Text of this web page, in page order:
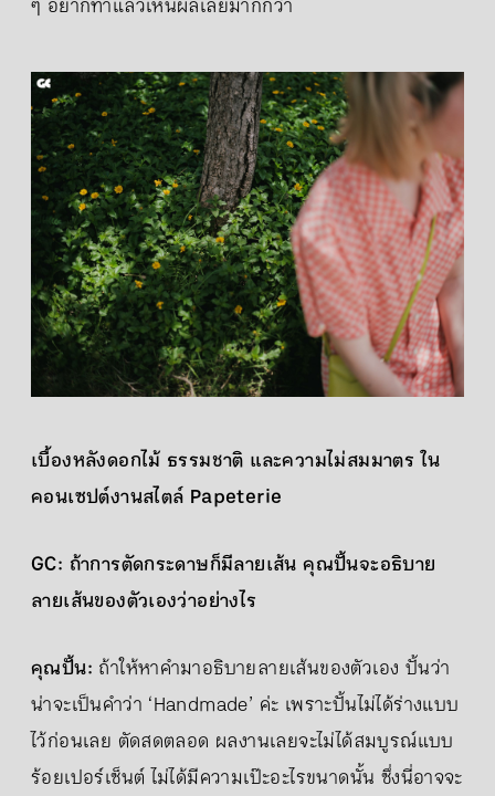
เบื้องหลังดอกไม้ ธรรมชาติ และความไม่สมมาตร ใน
คอนเซปต์งานสไตล์ Papeterie
GC: ถ้าการตัดกระดาษก็มีลายเส้น คุณปั้นจะอธิบาย
ลายเส้นของตัวเองว่าอย่างไร
คุณปั้น: ถ้าให้หาคำมาอธิบายลายเส้นของตัวเอง ปั้นว่า
น่าจะเป็นคำว่า ‘Handmade’ ค่ะ เพราะปั้นไม่ได้ร่างแบบ
ไว้ก่อนเลย ตัดสดตลอด ผลงานเลยจะไม่ได้สมบูรณ์แบบ
ร้อยเปอร์เซ็นต์ ไม่ได้มีความเป๊ะอะไรขนาดนั้น ซึ่งนี่อาจจะ